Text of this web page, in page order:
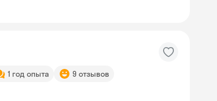
1 год опыта 9 отзывов